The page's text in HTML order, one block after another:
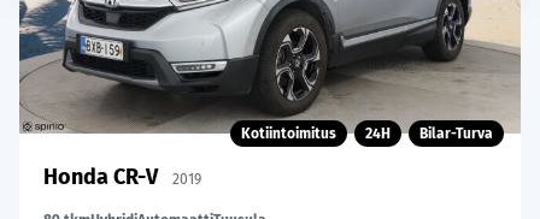
Kotiintoimitus 24H Bilar-Turva
Honda CR-V 2019